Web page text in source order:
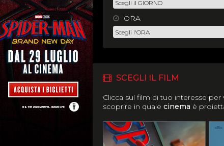
ORA
SCEGLI IL FILM
Clicca sul film di tuo interesse per
scoprire in quale cinema è